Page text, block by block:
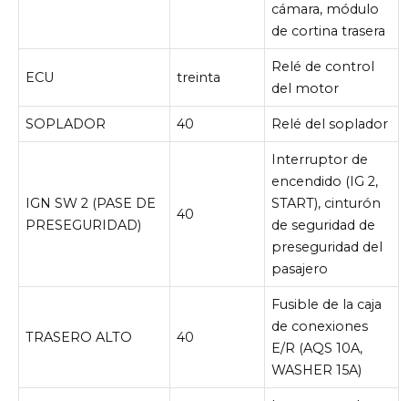
cámara, módulo
de cortina trasera
ECU treinta
Relé de control
del motor
SOPLADOR 40 Relé del soplador
IGN SW 2 (PASE DE
PRESEGURIDAD)
40
Interruptor de
encendido (IG 2,
START), cinturón
de seguridad de
preseguridad del
pasajero
TRASERO ALTO 40
Fusible de la caja
de conexiones
E/R (AQS 10A,
WASHER 15A)